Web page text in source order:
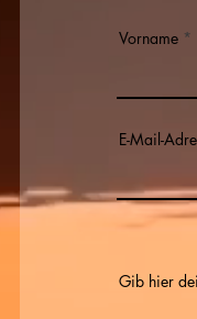
Vorname
E-Mail-
Gib hier